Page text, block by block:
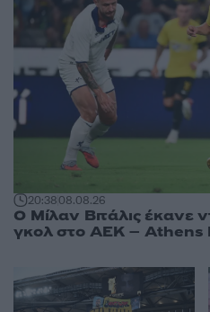
20:3808.08.26
Ο Μίλαν Βιτάλις έκανε
γκολ στο ΑΕΚ – Athens